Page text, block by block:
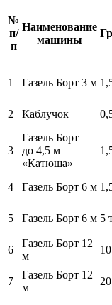
№
п/
п
Наименование
машины
1 Газель Борт 3 м
2 Каблучок
3
Газель Борт
до 4,5 м
«Катюша»
4 Газель Борт 6 м
5 Газель Борт 6 м 5
6
Газель Борт 12
м
7
Газель Борт 12
м